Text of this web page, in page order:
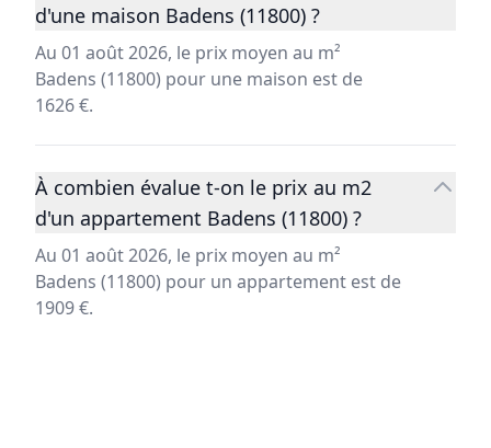
d'une maison Badens (11800) ?
Au 01 août 2026, le prix moyen au m²
Badens (11800) pour une maison est de
1626 €.
À combien évalue t-on le prix au m2
d'un appartement Badens (11800) ?
Au 01 août 2026, le prix moyen au m²
Badens (11800) pour un appartement est de
1909 €.